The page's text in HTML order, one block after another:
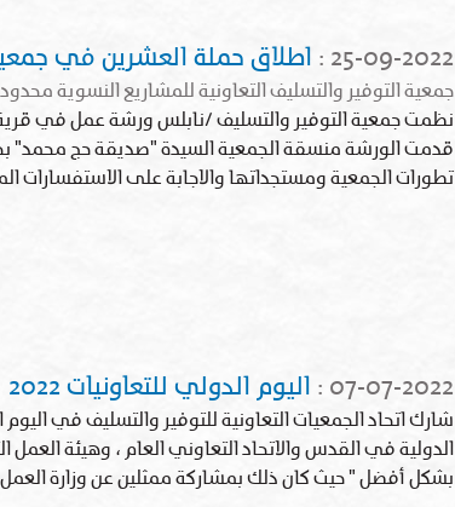
25-09-2022
: اطلاق حملة العشرين في
جمعية التوفير والتسليف التعاونية للمشاريع النسوية
نظمت جمعية التوفير والتسليف /نابلس ورشة عمل في
تطورات الجمعية ومستجداتها والاجابة على الاستفسارات
07-07-2022
: اليوم الدولي للتعاونيات 2022
شارك اتحاد الجمعيات التعاونية للتوفير والتسليف في
الدولية في القدس والاتحاد التعاوني العام ، وهيئة العمل
بشكل أفضل " حيث كان ذلك بمشاركة ممثلين عن وزارة